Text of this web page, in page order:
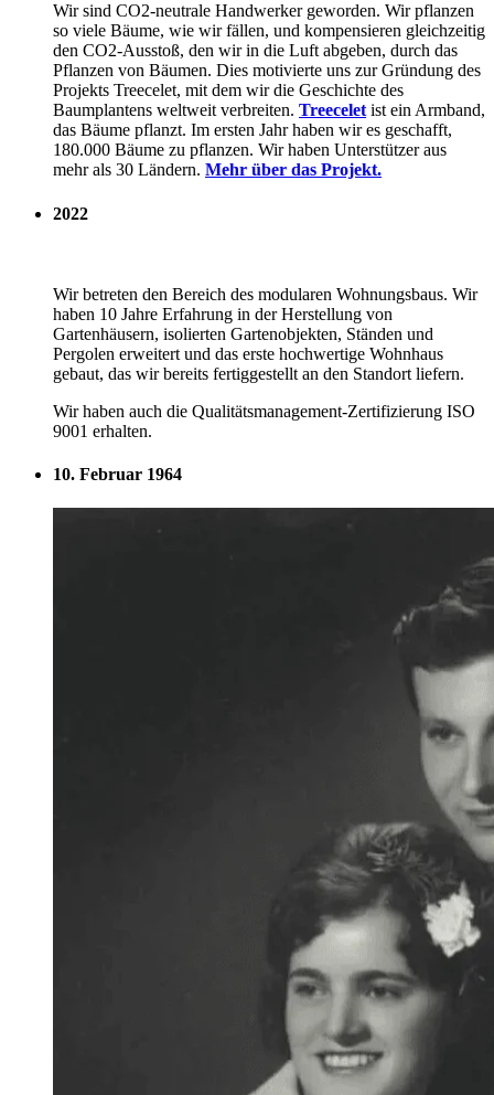
Wir sind CO2-neutrale Handwerker geworden. Wir pflanzen
so viele Bäume, wie wir fällen, und kompensieren gleichzeitig
den CO2-Ausstoß, den wir in die Luft abgeben, durch das
Pflanzen von Bäumen. Dies motivierte uns zur Gründung des
Projekts Treecelet, mit dem wir die Geschichte des
Baumplantens weltweit verbreiten. Treecelet ist ein Armband,
das Bäume pflanzt. Im ersten Jahr haben wir es geschafft,
180.000 Bäume zu pflanzen. Wir haben Unterstützer aus
mehr als 30 Ländern. Mehr über das Projekt.
2022
Wir betreten den Bereich des modularen Wohnungsbaus. Wir
haben 10 Jahre Erfahrung in der Herstellung von
Gartenhäusern, isolierten Gartenobjekten, Ständen und
Pergolen erweitert und das erste hochwertige Wohnhaus
gebaut, das wir bereits fertiggestellt an den Standort liefern.
Wir haben auch die Qualitätsmanagement-Zertifizierung ISO
9001 erhalten.
10. Februar 1964